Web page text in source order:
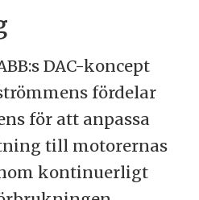
DAC-koncept
fördelar
för att anpassa
till motorernas
kontinuerligt